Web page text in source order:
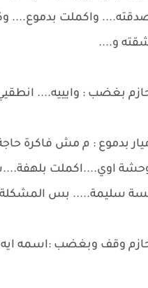
واكملت بدموع....
و....
بغضب : وايييه....
بدموع : م مش فاكرة
اوي....اكملت
سليمة..... بس المشكلة
وقف وبغضب :اسمه ايه